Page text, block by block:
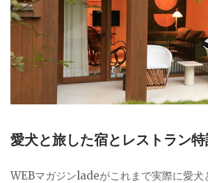
愛犬と旅した宿とレストラン特
WEBマガジンladeがこれまで実際に愛犬